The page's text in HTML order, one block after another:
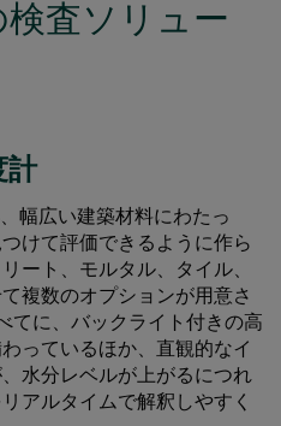
査ソリュー
計
幅広い建築材料にわたっ
けて評価できるように作ら
ート、モルタル、タイル、
複数のオプションが用意さ
てに、バックライト付きの高
っているほか、直観的なイ
水分レベルが上がるにつれ
アルタイムで解釈しやすく